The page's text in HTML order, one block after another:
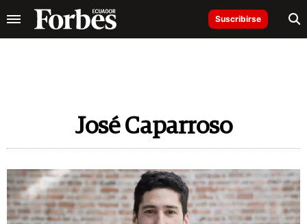
Suscribirse
José Caparroso